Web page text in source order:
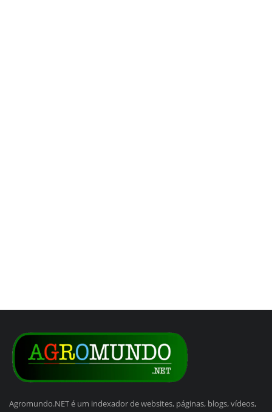
Agromundo.NET é um indexador de websites, páginas, blogs, vídeos,